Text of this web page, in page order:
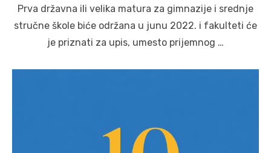
Prva državna ili velika matura za gimnazije i srednje
stručne škole biće održana u junu 2022. i fakulteti će
je priznati za upis, umesto prijemnog …